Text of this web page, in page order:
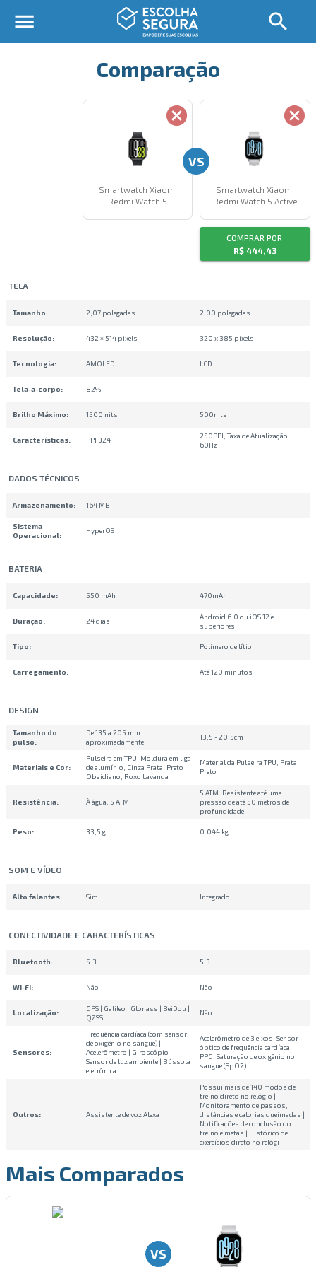
Comparação
Smartwatch Xiaomi
Redmi Watch 5
VS
Smartwatch Xiaomi
Redmi Watch 5 Active
COMPRAR POR
R$ 444,43
TELA
Tamanho: 2,07 polegadas 2.00 polegadas
Resolução: 432 × 514 pixels 320 x 385 pixels
Tecnologia: AMOLED LCD
Tela-a-corpo: 82%
Brilho Máximo: 1500 nits 500nits
Características: PPI 324
250PPI, Taxa de Atualização:
60Hz
DADOS TÉCNICOS
Armazenamento: 164 MB
Sistema
Operacional:
HyperOS
BATERIA
Capacidade: 550 mAh 470mAh
Duração: 24 dias
Android 6.0 ou iOS 12 e
superiores
Tipo: Polímero de lítio
Carregamento: Até 120 minutos
DESIGN
Tamanho do
pulso:
De 135 a 205 mm
aproximadamente
13,5 - 20,5cm
Materiais e Cor:
Pulseira em TPU, Moldura em liga
de alumínio, Cinza Prata, Preto
Obsidiano, Roxo Lavanda
Material da Pulseira TPU, Prata,
Preto
Resistência: À água: 5 ATM
5 ATM. Resistente até uma
pressão de até 50 metros de
profundidade.
Peso: 33,5 g 0.044 kg
SOM E VÍDEO
Alto falantes: Sim Integrado
CONECTIVIDADE E CARACTERÍSTICAS
Bluetooth: 5.3 5.3
Wi-Fi: Não Não
Localização:
GPS | Galileo | Glonass | BeiDou |
QZSS
Não
Sensores:
Frequência cardíaca (com sensor
de oxigênio no sangue) |
Acelerômetro | Giroscópio |
Sensor de luz ambiente | Bússola
eletrônica
Acelerômetro de 3 eixos, Sensor
óptico de frequência cardíaca,
PPG, Saturação de oxigênio no
sangue (SpO2)
Outros: Assistente de voz Alexa
Possui mais de 140 modos de
treino direto no relógio |
Monitoramento de passos,
distâncias e calorias queimadas |
Notificações de conclusão do
treino e metas | Histórico de
exercícios direto no relógi
Mais Comparados
VS